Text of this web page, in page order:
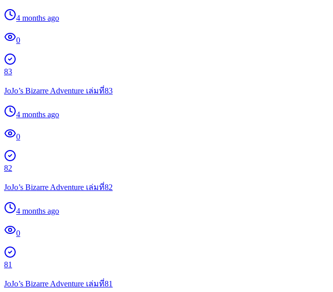
4 months ago
0
83
JoJo’s Bizarre Adventure เล่มที่83
4 months ago
0
82
JoJo’s Bizarre Adventure เล่มที่82
4 months ago
0
81
JoJo’s Bizarre Adventure เล่มที่81